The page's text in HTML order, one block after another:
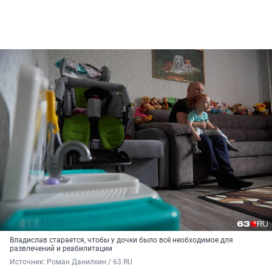
Владислав старается, чтобы у дочки было всё необходимое для
развлечений и реабилитации
Источник: Роман Данилкин / 63.RU